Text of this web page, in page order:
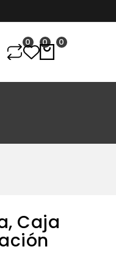
0 0 0
Caja